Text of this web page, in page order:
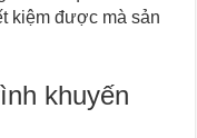
kiệm được mà sản
khuyến